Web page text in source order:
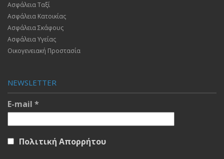
Ασφάλεια Ταξί
Ασφάλεια Κατοικίας
Ασφάλεια Σκάφους
Ασφάλεια Υγείας
Οικογενειακή Προστασία
NEWSLETTER
E-mail *
Πολιτική Απορρήτου